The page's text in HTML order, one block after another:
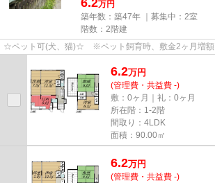
万円
築年数：築47年 ｜募集中： 2室
階数：2階建
☆ペット可(犬、猫)☆ ※ペット飼育時、敷金2ヶ月増額
6.2万円
(管理費・共益費 -)
敷：0ヶ月｜礼：0ヶ月
所在階：1-2階
間取り：4LDK
面積：90.00㎡
6.2万円
(管理費・共益費 -)